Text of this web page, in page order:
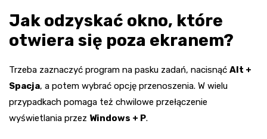
Jak odzyskać okno, które
otwiera się poza ekranem?
Trzeba zaznaczyć program na pasku zadań, nacisnąć Alt +
Spacja, a potem wybrać opcję przenoszenia. W wielu
przypadkach pomaga też chwilowe przełączenie
wyświetlania przez Windows + P.